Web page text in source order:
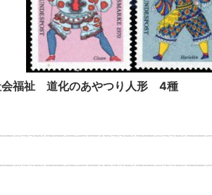
会福祉 道化のあやつり人形 4種